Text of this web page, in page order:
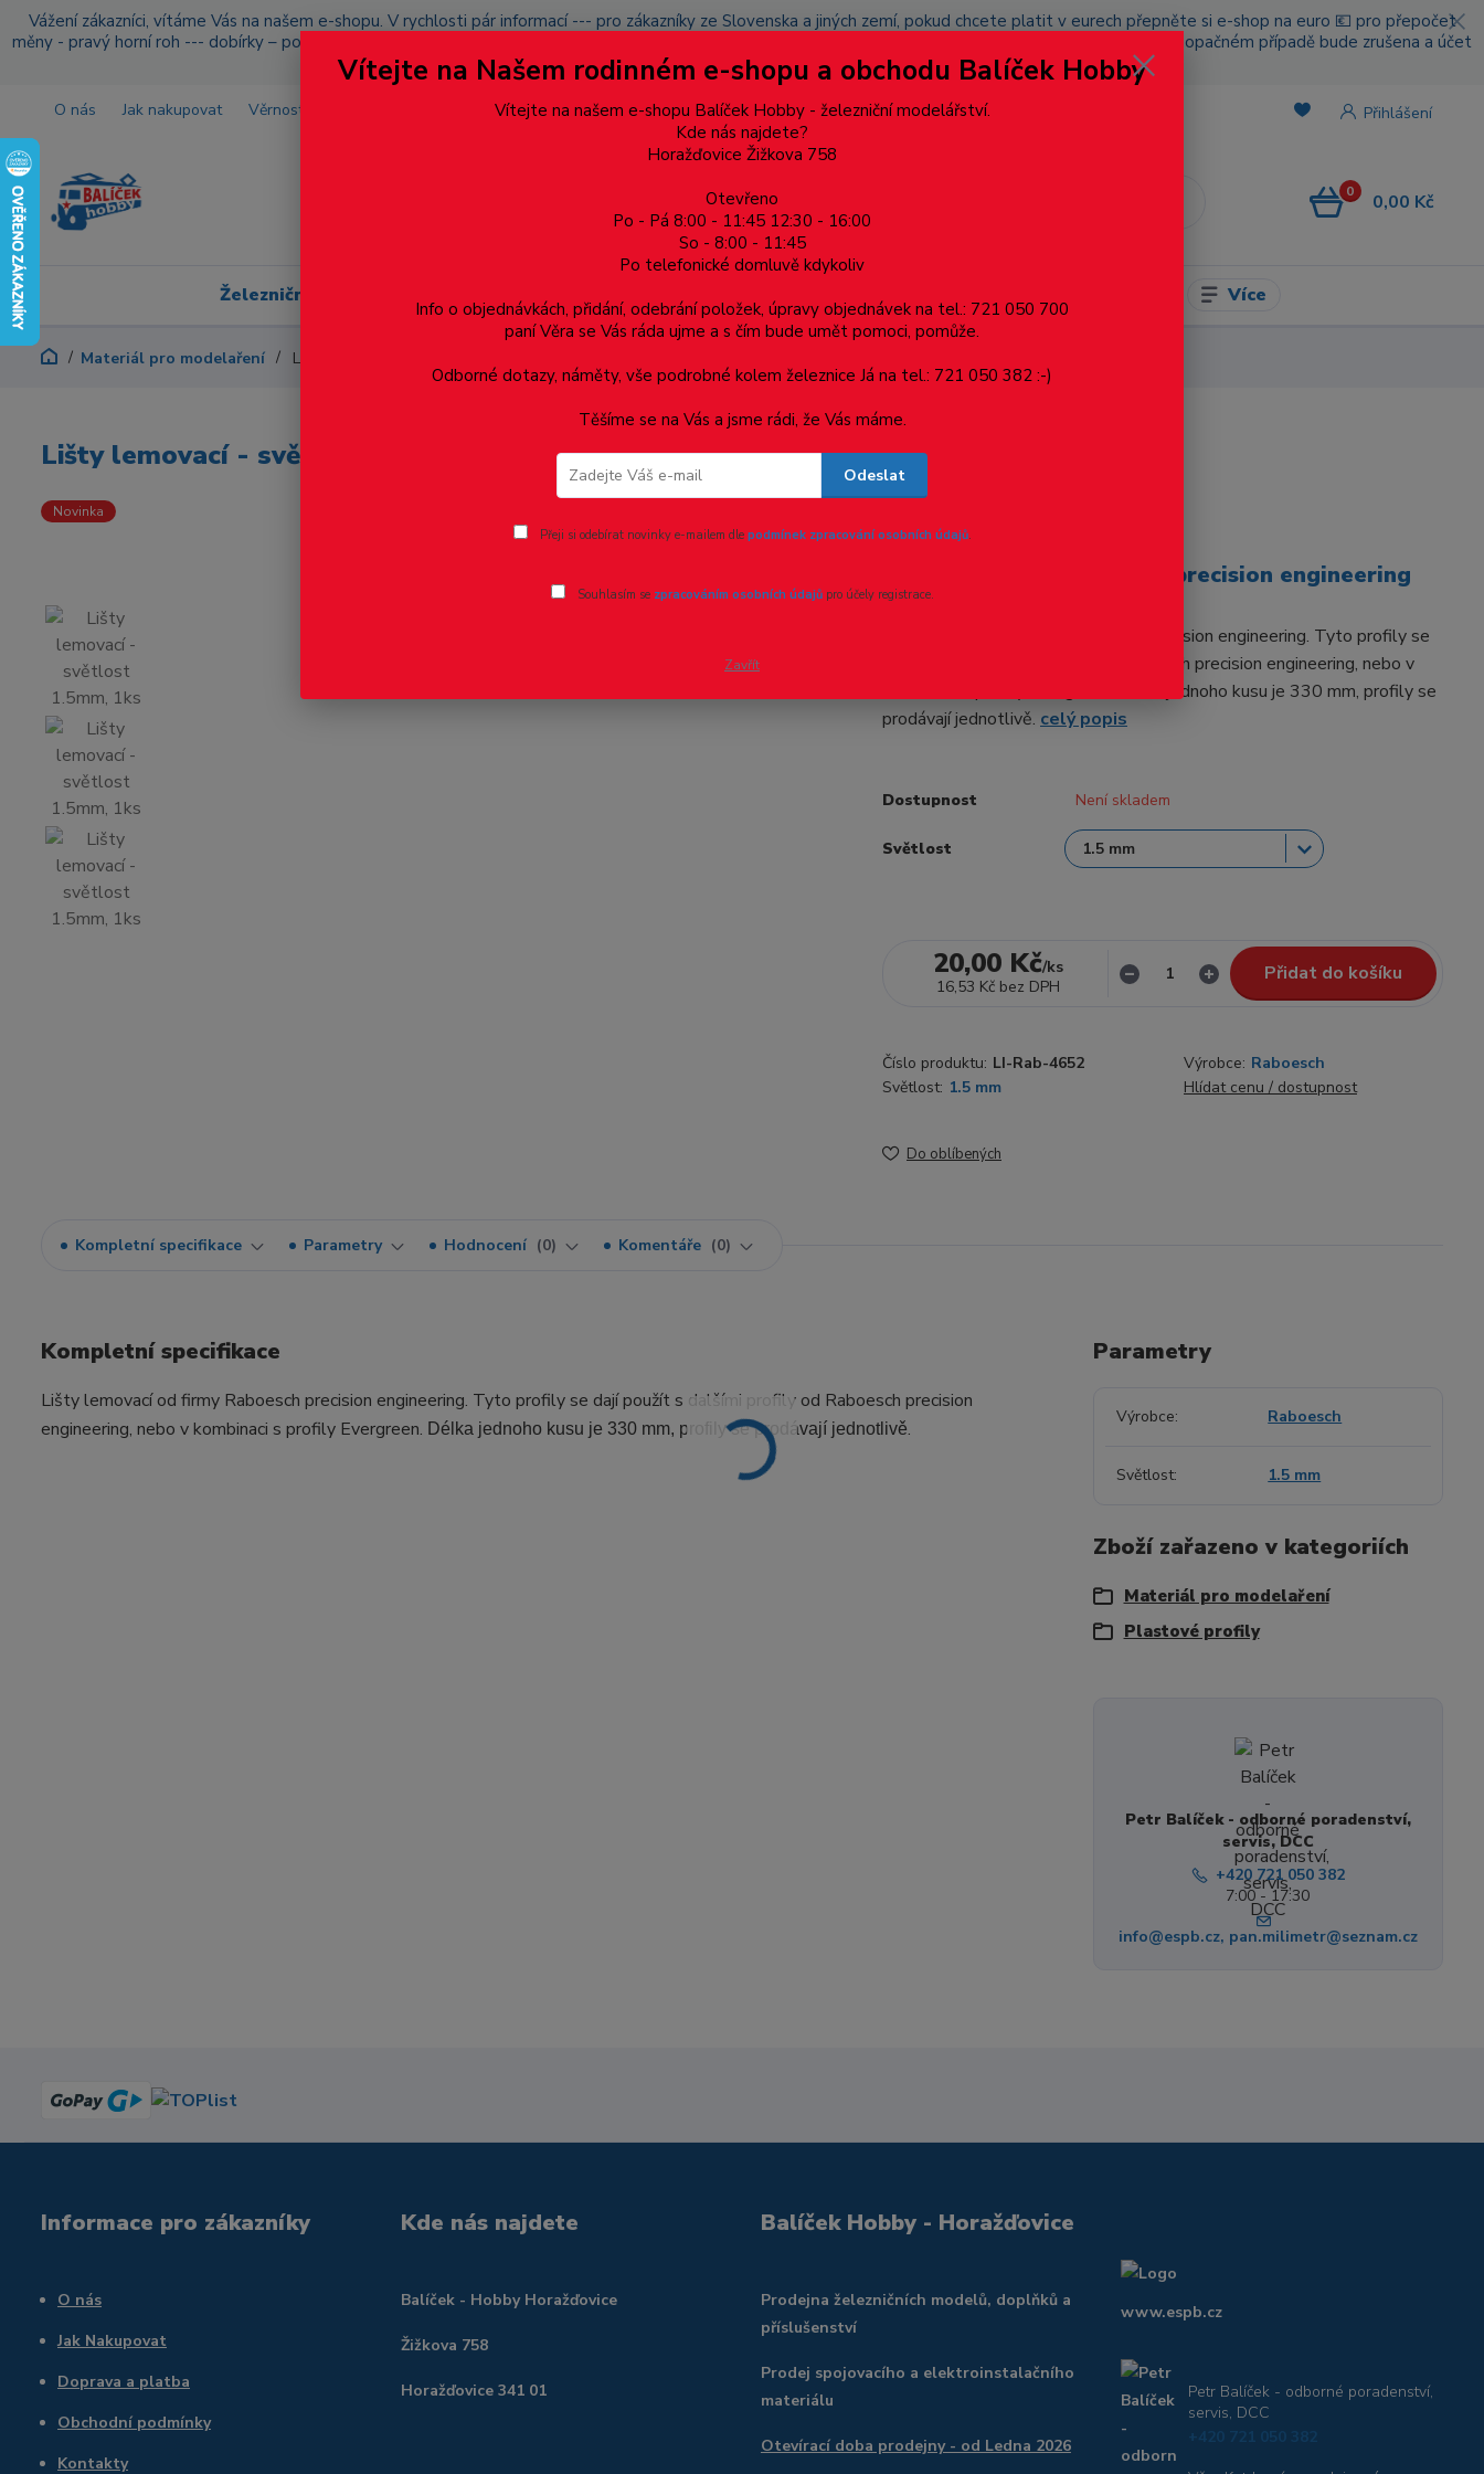
Vážení zákazníci, vítáme Vás na našem e-shopu. V rychlosti pár informací --- pro zákazníky ze Slovenska a jiných zemí, pokud chcete platit v eurech přepněte si e-shop na euro 💶 pro přepočet
měny - pravý horní roh --- dobírky – pokud si z nějakého důvodu zásilku nevyzvednete, bude po domluvě zaslána znovu s opětovnou platbou za poštovné, v opačném případě bude zrušena a účet
přidán na blacklist a rušeny následující objednávky.
O nás Jak nakupovat Věrnostní program Doprava a platba Více Přihlášení
0 0,00 Kč
Železniční modelářství Dárkové poukazy, upomínkové předměty Více
Materiál pro modelaření Lišty lemovací - světlost 1.5mm, 1ks
Lišty lemovací - světlost 1.5mm, 1ks
Novinka
Lišty lemovací - Raboesch precision engineering
Lišty lemovací od firmy Raboesch precision engineering. Tyto profily se
dají použít s dalšími profily od Raboesch precision engineering, nebo v
kombinaci s profily Evergreen. Délka jednoho kusu je 330 mm, profily se
prodávají jednotlivě. celý popis
Dostupnost Není skladem
Světlost
20,00 Kč/ks
16,53 Kč bez DPH
Přidat do košíku
Číslo produktu: LI-Rab-4652 Výrobce: Raboesch
Světlost: 1.5 mm Hlídat cenu / dostupnost
Do oblíbených
Kompletní specifikace Parametry Hodnocení 0 Komentáře 0
Kompletní specifikace
Lišty lemovací od firmy Raboesch precision engineering. Tyto profily se dají použít s dalšími profily od Raboesch precision
engineering, nebo v kombinaci s profily Evergreen. Délka jednoho kusu je 330 mm, profily se prodávají jednotlivě.
Parametry
Výrobce Raboesch
Světlost 1.5 mm
Zboží zařazeno v kategoriích
Materiál pro modelaření
Plastové profily
Petr Balíček - odborné poradenství,
servis, DCC
+420 721 050 382
7:00 - 17:30
info@espb.cz, pan.milimetr@seznam.cz
Informace pro zákazníky
O nás
Jak Nakupovat
Doprava a platba
Obchodní podmínky
Kontakty
Kde nás najdete
Balíček - Hobby Horažďovice
Žižkova 758
Horažďovice 341 01
Balíček Hobby - Horažďovice
Prodejna železničních modelů, doplňků a
příslušenství
Prodej spojovacího a elektroinstalačního
materiálu
Otevírací doba prodejny - od Ledna 2026
www.espb.cz
Petr Balíček - odborné poradenství,
servis, DCC
+420 721 050 382
Vítejte na Našem rodinném e-shopu a obchodu Balíček Hobby
Vítejte na našem e-shopu Balíček Hobby - železniční modelářství.
Kde nás najdete?
Horažďovice Žižkova 758
Otevřeno
Po - Pá 8:00 - 11:45 12:30 - 16:00
So - 8:00 - 11:45
Po telefonické domluvě kdykoliv
Info o objednávkách, přidání, odebrání položek, úpravy objednávek na tel.: 721 050 700
paní Věra se Vás ráda ujme a s čím bude umět pomoci, pomůže.
Odborné dotazy, náměty, vše podrobné kolem železnice Já na tel.: 721 050 382 :-)
Těšíme se na Vás a jsme rádi, že Vás máme.
Odeslat
Přeji si odebírat novinky e-mailem dle podmínek zpracování osobních údajů.
Souhlasím se zpracováním osobních údajůpro účely registrace.
Zavřít